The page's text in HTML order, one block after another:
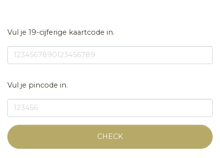
Vul je 19-cijferige kaartcode in.
Vul je pincode in.
CHECK